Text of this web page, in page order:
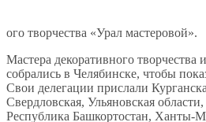
ого творчества «Урал мастеровой».
Мастера декоративного творчества
собрались в Челябинске, чтобы
Свои делегации прислали
Свердловская, Ульяновская
Республика Башкортостан, Ханты-